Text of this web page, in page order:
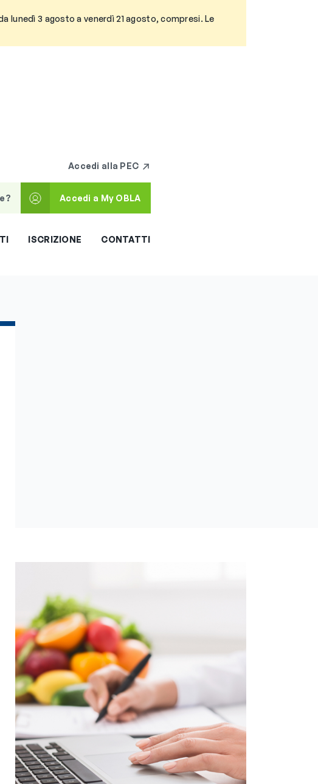
lunedì 3 agosto a venerdì 21 agosto, compresi. Le
Accedi alla PEC
Accedi a My OBLA
ISCRIZIONE CONTATTI